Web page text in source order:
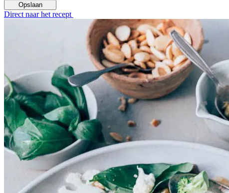
Opslaan
Direct naar het recept